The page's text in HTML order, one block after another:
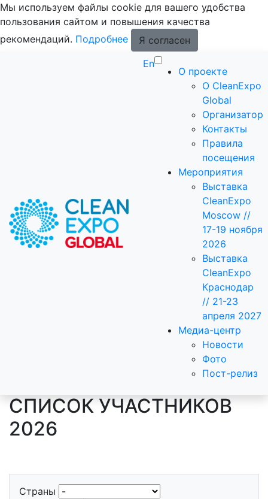
Мы используем файлы cookie для вашего удобства
пользования сайтом и повышения качества
рекомендаций. Подробнее
Я согласен
En
О проекте
О CleanExpo
Global
Организатор
Контакты
Правила
посещения
Мероприятия
Выставка
CleanExpo
Moscow //
17-19 ноября
2026
Выставка
CleanExpo
Краснодар
// 21-23
апреля 2027
Медиа-центр
Новости
Фото
Пост-релиз
СПИСОК УЧАСТНИКОВ
2026
Страны